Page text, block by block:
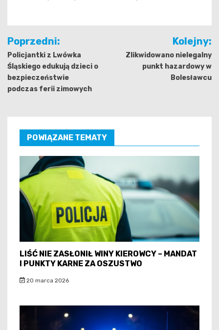
Nawigacja
wpisu
Poprzedni:
Policjantki z Lwówka
Śląskiego edukują dzieci o
bezpieczeństwie
podczas ferii zimowych
Kolejny:
Zlikwidowano nielegalny
punkt hazardowy w
Bolesławcu
POWIĄZANE TEMATY
LIŚĆ NIE ZASŁONIŁ WINY KIEROWCY – MANDAT
I PUNKTY KARNE ZA OSZUSTWO
20 marca 2026